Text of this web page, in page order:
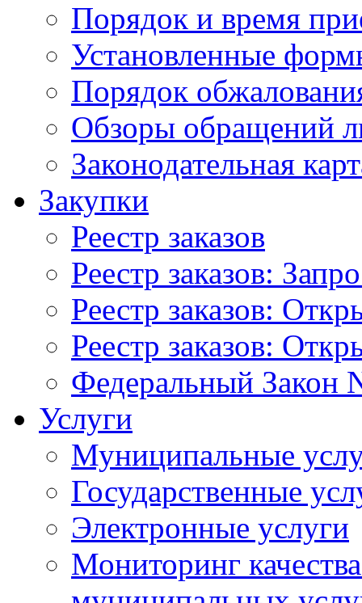
Порядок и время
Установленные
Порядок
Обзоры обращений
Законодательная
Закупки
Реестр заказов
Реестр заказов:
Реестр заказов:
Реестр заказов:
Федеральный Закон
Услуги
Муниципальные
Государственные
Электронные услуги
Мониторинг